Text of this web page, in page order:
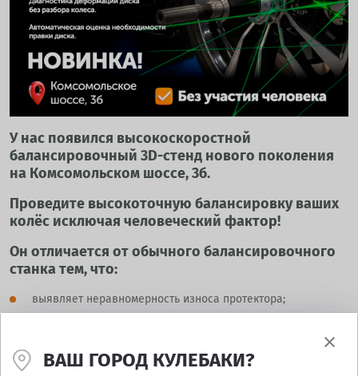
У нас появился высокоскоростной
балансировочный 3D-стенд нового поколения
на Комсомольском шоссе, 3б.
Проведите высокоточную балансировку ваших
колёс исключая человеческий фактор!
Он отличается от обычного балансировочного
станка тем, что:
выявляет неравномерность износа протектора;
дает рекомендации по размещению колес на автомобиле;
ВАШ ГОРОД КУЛЕБАКИ?